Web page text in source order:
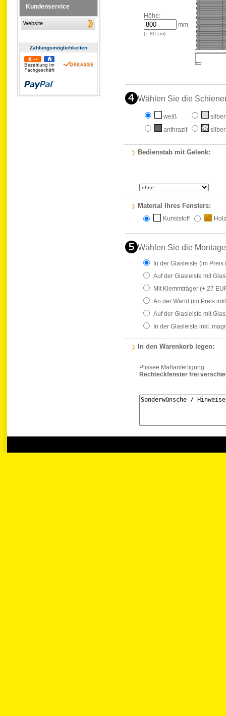
Kundenservice
Website
Zahlungs­möglichkeiten
Höhe:
mm
(= 80 cm)
Wählen Sie die
weiß
silber
anthrazit
Bedienstab mit Gelenk:
Material Ihres Fensters:
Kunststoff Holz
Wählen Sie die
In der Glasleiste (im Preis
Auf der Glasleiste mit
Mit Klemmträger (+ 27
An der Wand (im Preis
Auf der Glasleiste mit
In der Glasleiste inkl.
In den Warenkorb legen:
Plissee Maßanfertigung
Rechteckfenster frei